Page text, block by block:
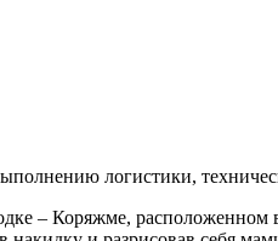
логистики,
– Коряжме, расположенном